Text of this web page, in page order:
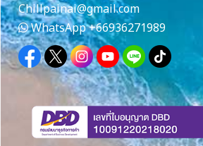
Chillpainai@gmail.com
WhatsApp+66936271989